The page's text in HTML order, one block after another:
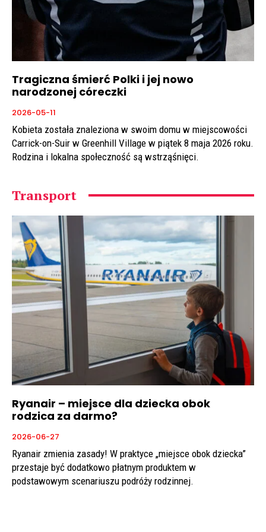
Tragiczna śmierć Polki i jej nowo
narodzonej córeczki
2026-05-11
Kobieta została znaleziona w swoim domu w miejscowości
Carrick-on-Suir w Greenhill Village w piątek 8 maja 2026 roku.
Rodzina i lokalna społeczność są wstrząśnięci.
Transport
Ryanair – miejsce dla dziecka obok
rodzica za darmo?
2026-06-27
Ryanair zmienia zasady! W praktyce „miejsce obok dziecka”
przestaje być dodatkowo płatnym produktem w
podstawowym scenariuszu podróży rodzinnej.